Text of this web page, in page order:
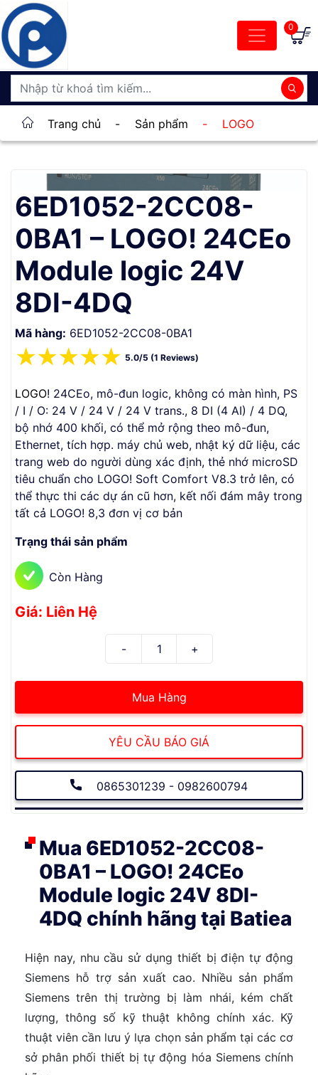
0
Trang chủ - Sản phẩm - LOGO
6ED1052-2CC08-
0BA1 – LOGO! 24CEo
Module logic 24V
8DI-4DQ
Mã hàng: 6ED1052-2CC08-0BA1
☆
☆
☆
☆
☆ 5.0/5 (1 Reviews)
LOGO! 24CEo, mô-đun logic, không có màn hình, PS
/ I / O: 24 V / 24 V / 24 V trans., 8 DI (4 AI) / 4 DQ,
bộ nhớ 400 khối, có thể mở rộng theo mô-đun,
Ethernet, tích hợp. máy chủ web, nhật ký dữ liệu, các
trang web do người dùng xác định, thẻ nhớ microSD
tiêu chuẩn cho LOGO! Soft Comfort V8.3 trở lên, có
thể thực thi các dự án cũ hơn, kết nối đám mây trong
tất cả LOGO! 8,3 đơn vị cơ bản
Trạng thái sản phẩm
Còn Hàng
Giá: Liên Hệ
Mua Hàng
YÊU CẦU BÁO GIÁ
0865301239 - 0982600794
Mua 6ED1052-2CC08-
0BA1 – LOGO! 24CEo
Module logic 24V 8DI-
4DQ chính hãng tại Batiea
Hiện nay, nhu cầu sử dụng thiết bị điện tự động
Siemens hỗ trợ sản xuất cao. Nhiều sản phẩm
Siemens trên thị trường bị làm nhái, kém chất
lượng, thông số kỹ thuật không chính xác. Kỹ
thuật viên cần lưu ý lựa chọn sản phẩm tại các cơ
sở phân phối thiết bị tự động hóa Siemens chính